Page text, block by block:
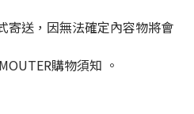
寄送，因無法確定內容物將會
購物須知 。